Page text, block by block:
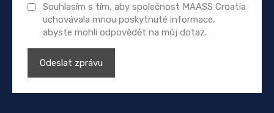
Souhlasím s tím, aby společnost MAASS Croatia
uchovávala mnou poskytnuté informace,
abyste mohli odpovědět na můj dotaz.